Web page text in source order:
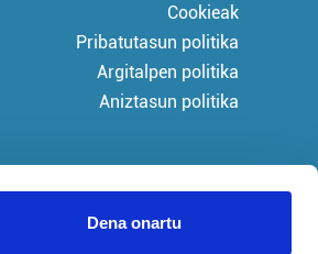
Dena onartu
Cookieak
Pribatutasun politika
Argitalpen politika
Aniztasun politika